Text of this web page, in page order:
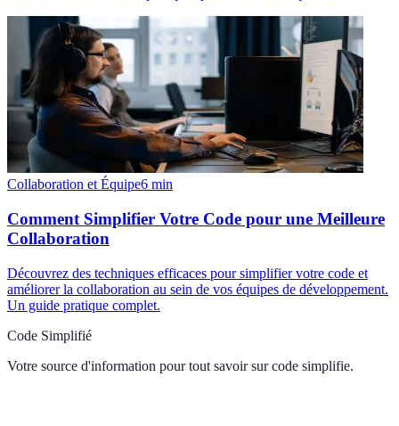
Collaboration et Équipe6 min
Comment Simplifier Votre Code pour une Meilleure
Collaboration
Découvrez des techniques efficaces pour simplifier votre code et
améliorer la collaboration au sein de vos équipes de développement.
Un guide pratique complet.
Code Simplifié
Votre source d'information pour tout savoir sur code simplifie.